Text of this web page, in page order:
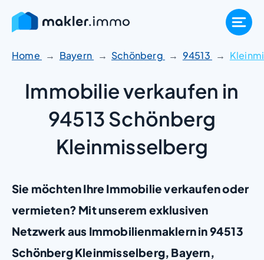
Zum
Inhalt
springen
Home Bayern Schönberg 94513
Immobilie verkaufen in
94513 Schönberg
Kleinmisselberg
Sie möchten Ihre Immobilie verkaufen oder
vermieten? Mit unserem exklusiven
Netzwerk aus Immobilienmaklern in 94513
Schönberg Kleinmisselberg, Bayern,